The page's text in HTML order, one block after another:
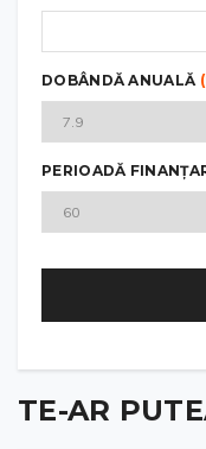
DOBÂNDĂ ANUALĂ
PERIOADĂ
TE-AR